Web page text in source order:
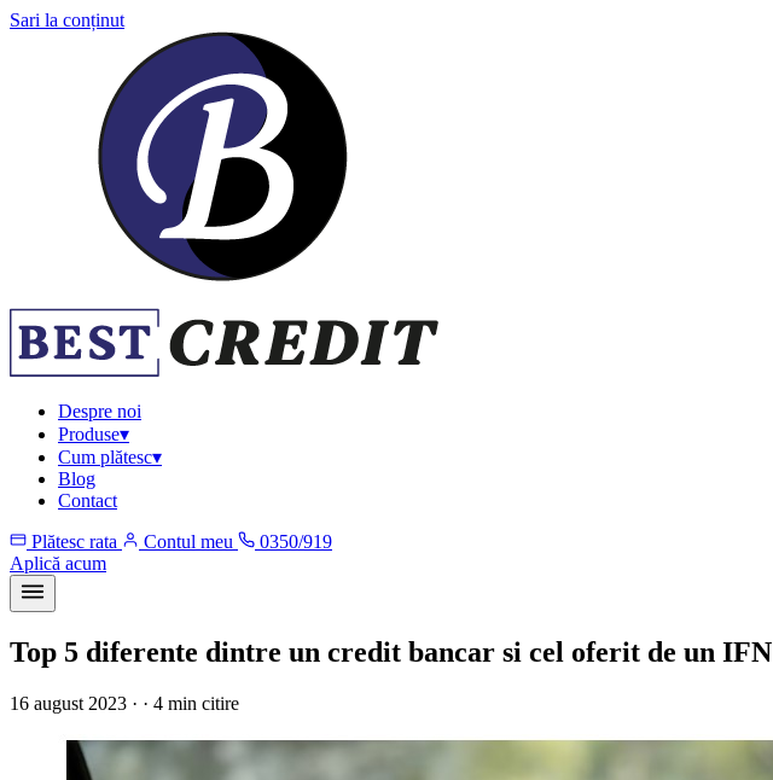
Sari la conținut
Despre noi
Produse▾
Cum plătesc▾
Blog
Contact
Plătesc rata
Contul meu
0350/919
Aplică acum
Top 5 diferente dintre un credit bancar si cel oferit de un IFN
16 august 2023 · · 4 min citire